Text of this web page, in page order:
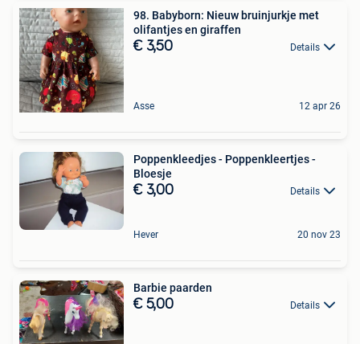
98. Babyborn: Nieuw bruinjurkje met
olifantjes en giraffen
€ 3,50 Details
Asse 12 apr 26
Poppenkleedjes - Poppenkleertjes -
Bloesje
€ 3,00 Details
Hever 20 nov 23
Barbie paarden
€ 5,00 Details